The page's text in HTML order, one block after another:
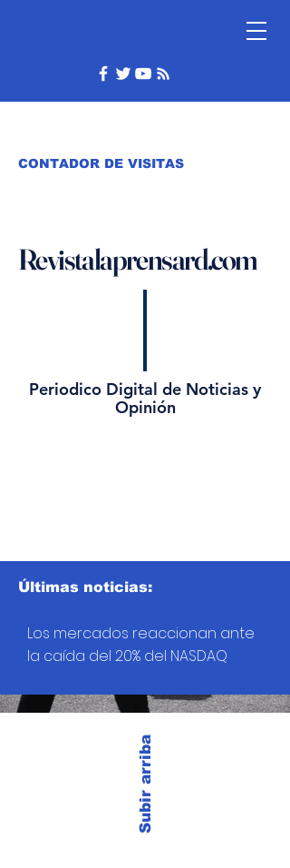
CONTADOR DE VISITAS
Revistalaprensard.com
Periodico Digital de Noticias y
Opinión
Subir arriba
Últimas noticias:
Los mercados reaccionan ante
la caída del 20% del NASDAQ